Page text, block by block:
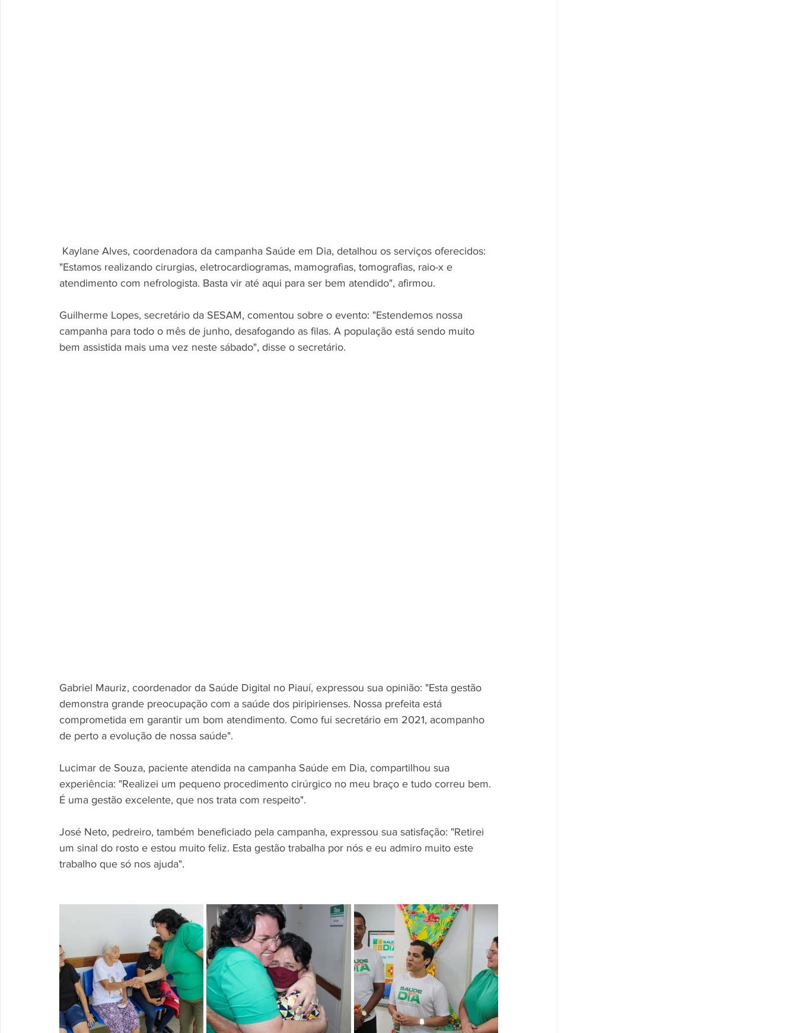
"Estamos realizando cirurgias, eletrocardiogramas, mamografias, tomografias, raio-x e
atendimento com nefrologista. Basta vir até aqui para ser bem atendido", afirmou.
Guilherme Lopes, secretário da SESAM, comentou sobre o evento: "Estendemos nossa
campanha para todo o mês de junho, desafogando as filas. A população está sendo muito
bem assistida mais uma vez neste sábado", disse o secretário.
Gabriel Mauriz, coordenador da Saúde Digital no Piauí, expressou sua opinião: "Esta gestão
demonstra grande preocupação com a saúde dos piripirienses. Nossa prefeita está
comprometida em garantir um bom atendimento. Como fui secretário em 2021, acompanho
de perto a evolução de nossa saúde".
Lucimar de Souza, paciente atendida na campanha Saúde em Dia, compartilhou sua
experiência: "Realizei um pequeno procedimento cirúrgico no meu braço e tudo correu bem.
É uma gestão excelente, que nos trata com respeito".
José Neto, pedreiro, também beneficiado pela campanha, expressou sua satisfação: "Retirei
um sinal do rosto e estou muito feliz. Esta gestão trabalha por nós e eu admiro muito este
trabalho que só nos ajuda".